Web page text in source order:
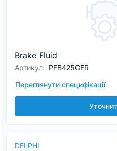
Brake Fluid
Артикул: PFB425GER
Переглянути специфікації
DELPHI